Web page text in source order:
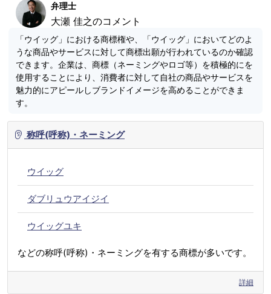
弁理士
大瀬 佳之のコメント
「ウイッグ」における商標権や、「ウイッグ」においてどのよ
うな商品やサービスに対して商標出願が行われているのか確認
できます。企業は、商標（ネーミングやロゴ等）を積極的にを
使用することにより、消費者に対して自社の商品やサービスを
魅力的にアピールしブランドイメージを高めることができま
す。
称呼(呼称)・ネーミング
ウイッグ
ダブリュウアイジイ
ウイッグユキ
などの称呼(呼称)・ネーミングを有する商標が多いです。
詳細